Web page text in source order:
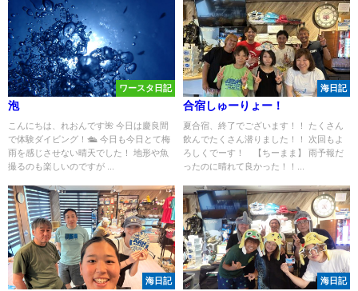
ワースタ日記
泡
こんにちは、れおんです🌺 今日は慶良間
で体験ダイビング！🛳️ 今日も今日とて梅
雨を感じさせない晴天でした！ 地形や魚
撮るのも楽しいのですが ...
海日記
合宿しゅーりょー！
夏合宿、終了でございます！！ たくさん
飲んでたくさん潜りました！！ 次回もよ
ろしくでーす！ 【ちーまま】 雨予報だ
ったのに晴れて良かった！！...
海日記 海日記